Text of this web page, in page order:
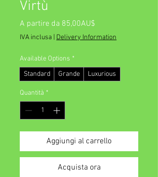
Virtù
A partire da 85,00AU$
scontato
IVA inclusa Delivery Information
Available Options *
Standard
Grande Luxurious
Quantità *
Aggiungi al carrello
Acquista ora